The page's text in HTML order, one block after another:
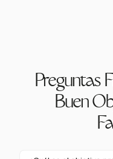
Preguntas
Buen